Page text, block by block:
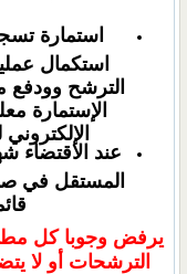
استمارة
استكمال
الترشح وودفع
الإستمارة
الإلكتروني
عند الاقتضاء
المستقل في
يرفض وجوبا كل
الترشحات أو لا